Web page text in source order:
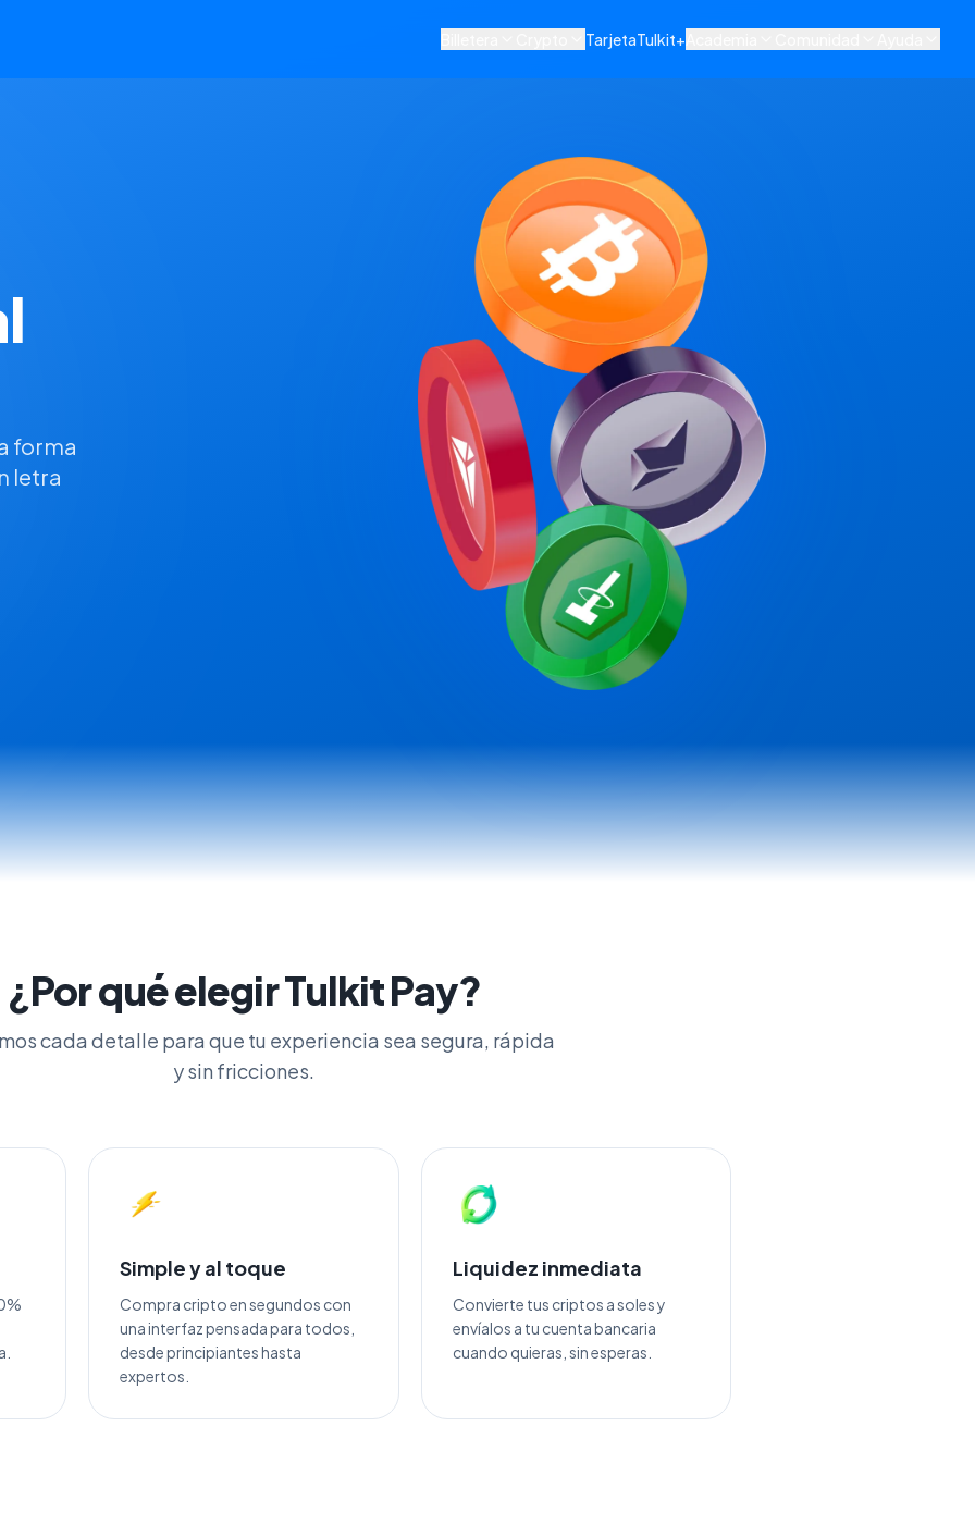
TarjetaTulkit+
forma
letra
¿Por qué elegir Tulkit Pay?
cada detalle para que tu experiencia sea segura, rápida
y sin fricciones.
Simple y al toque
Compra cripto en segundos con
una interfaz pensada para todos,
desde principiantes hasta
expertos.
Liquidez inmediata
Convierte tus criptos a soles y
envíalos a tu cuenta bancaria
cuando quieras, sin esperas.